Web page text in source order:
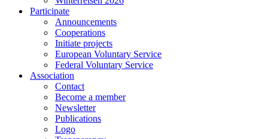
Participate
Announcements
Cooperations
Initiate projects
European Voluntary Service
Federal Voluntary Service
Association
Contact
Become a member
Newsletter
Publications
Logo